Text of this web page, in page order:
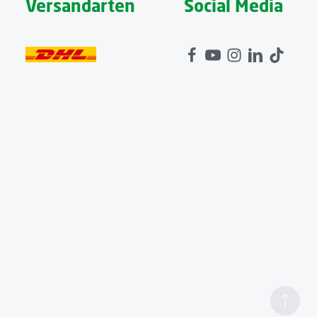
Versandarten Social Media